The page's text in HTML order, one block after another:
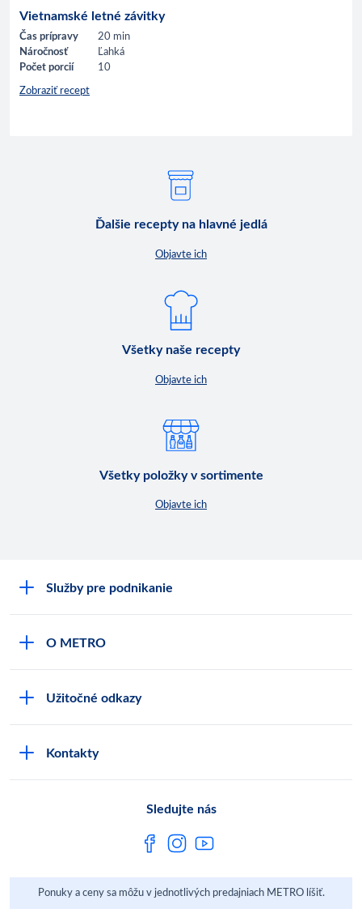
Vietnamské letné závitky
Čas prípravy
20 min
Náročnosť
Ľahká
Počet porcií
10
Zobraziť recept
Ďalšie recepty na hlavné jedlá
Objavte ich
Všetky naše recepty
Objavte ich
Všetky položky v sortimente
Objavte ich
Služby pre podnikanie
Track & trace
O METRO
Užitočné odkazy
Kontakty
Sledujte nás
Ponuky a ceny sa môžu v jednotlivých predajniach METRO líšiť.